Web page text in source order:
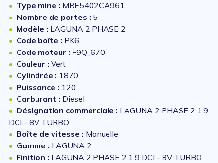
Type mine : MRE5402CA961
Nombre de portes : 5
Modèle : LAGUNA 2 PHASE 2
Code boîte : PK6
Code moteur : F9Q_670
Couleur : Vert
Cylindrée : 1870
Puissance : 120
Carburant : Diesel
Désignation commerciale : LAGUNA 2 PHASE 2 1.9
DCI - 8V TURBO
Boîte de vitesse : Manuelle
Gamme : LAGUNA 2
Finition : LAGUNA 2 PHASE 2 1.9 DCI - 8V TURBO